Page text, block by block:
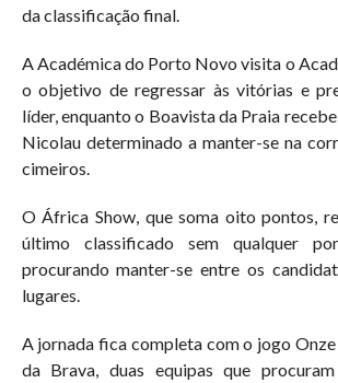
da classificação final.
A Académica do Porto Novo visita o
o objetivo de regressar às vitórias e
líder, enquanto o Boavista da Praia
Nicolau determinado a manter-se na
cimeiros.
O África Show, que soma oito pontos,
último classificado sem qualquer
procurando manter-se entre os
lugares.
A jornada fica completa com o jogo
da Brava, duas equipas que